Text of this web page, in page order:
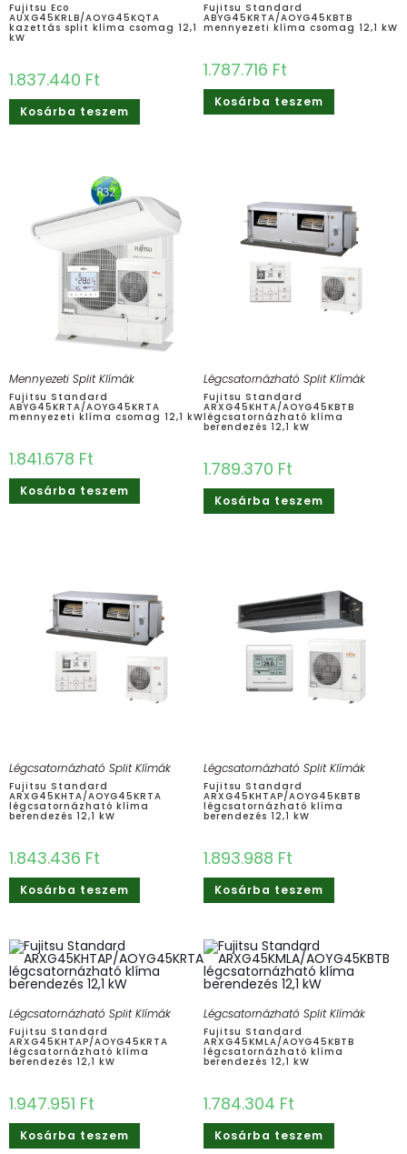
Fujitsu Eco
AUXG45KRLB/AOYG45KQTA
kazettás split klíma csomag 12,1
kW
1.837.440 Ft
Kosárba teszem
Fujitsu Standard
ABYG45KRTA/AOYG45KBTB
mennyezeti klíma csomag 12,1 kW
1.787.716 Ft
Kosárba teszem
Mennyezeti Split Klímák
Fujitsu Standard
ABYG45KRTA/AOYG45KRTA
mennyezeti klíma csomag 12,1 kW
1.841.678 Ft
Kosárba teszem
Légcsatornázható Split Klímák
Fujitsu Standard
ARXG45KHTA/AOYG45KBTB
légcsatornázható klíma
berendezés 12,1 kW
1.789.370 Ft
Kosárba teszem
Légcsatornázható Split Klímák
Fujitsu Standard
ARXG45KHTA/AOYG45KRTA
légcsatornázható klíma
berendezés 12,1 kW
1.843.436 Ft
Kosárba teszem
Légcsatornázható Split Klímák
Fujitsu Standard
ARXG45KHTAP/AOYG45KBTB
légcsatornázható klíma
berendezés 12,1 kW
1.893.988 Ft
Kosárba teszem
Légcsatornázható Split Klímák
Fujitsu Standard
ARXG45KHTAP/AOYG45KRTA
légcsatornázható klíma
berendezés 12,1 kW
1.947.951 Ft
Kosárba teszem
Légcsatornázható Split Klímák
Fujitsu Standard
ARXG45KMLA/AOYG45KBTB
légcsatornázható klíma
berendezés 12,1 kW
1.784.304 Ft
Kosárba teszem